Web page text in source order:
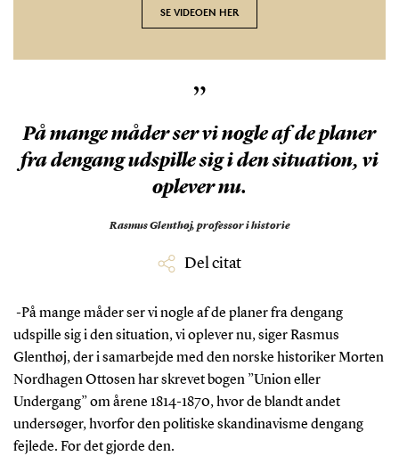
SE VIDEOEN HER
”
På mange måder ser vi nogle af de planer
fra dengang udspille sig i den situation, vi
oplever nu.
Rasmus Glenthøj, professor i historie
Del citat
-På mange måder ser vi nogle af de planer fra dengang
udspille sig i den situation, vi oplever nu, siger Rasmus
Glenthøj, der i samarbejde med den norske historiker Morten
Nordhagen Ottosen har skrevet bogen ”Union eller
Undergang” om årene 1814-1870, hvor de blandt andet
undersøger, hvorfor den politiske skandinavisme dengang
fejlede. For det gjorde den.